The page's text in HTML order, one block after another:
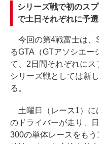
シリーズ戦で初のス
で土日それぞれに予
今回の第4戦富士は、
るGTA（GTアソシエー
て、2日間それぞれにス
シリーズ戦としては新
る。
土曜日（レース1）に
のドライバーが走り、
300の単体レースをも